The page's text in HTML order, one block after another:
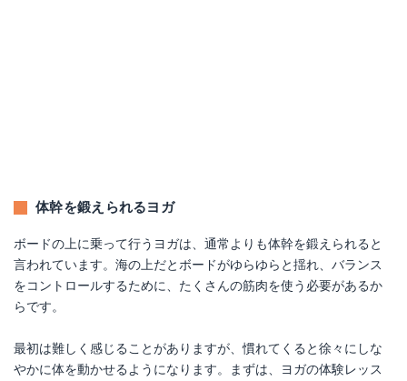
体幹を鍛えられるヨガ
ボードの上に乗って行うヨガは、通常よりも体幹を鍛えられると
言われています。海の上だとボードがゆらゆらと揺れ、バランス
をコントロールするために、たくさんの筋肉を使う必要があるか
らです。
最初は難しく感じることがありますが、慣れてくると徐々にしな
やかに体を動かせるようになります。まずは、ヨガの体験レッス